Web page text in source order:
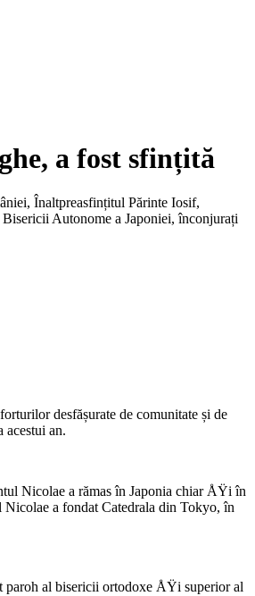
a fost sfințită
Înaltpreasfințitul Părinte Iosif,
Autonome a Japoniei, înconjurați
desfășurate de comunitate și de
acestui an.
Nicolae a rămas în Japonia chiar ÅŸi în
a fondat Catedrala din Tokyo, în
paroh al bisericii ortodoxe ÅŸi superior al